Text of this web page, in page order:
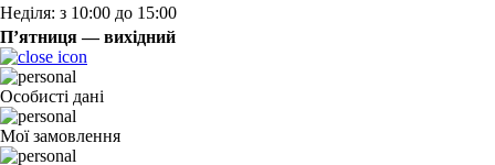
Неділя: з 10:00 до 15:00
П’ятниця — вихідний
Особисті дані
Мої замовлення